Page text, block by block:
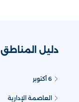
دليل المناطق
6 أكتوبر
العاصمة الإدارية